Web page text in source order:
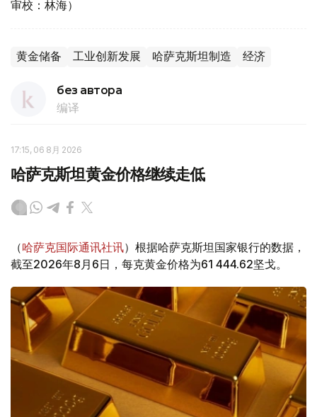
审校：林海）
黄金储备 工业创新发展 哈萨克斯坦制造 经济
без автора
编译
17:15, 06 8月 2026
哈萨克斯坦黄金价格继续走低
（哈萨克国际通讯社讯）根据哈萨克斯坦国家银行的数据，
截至2026年8月6日，每克黄金价格为61 444.62坚戈。